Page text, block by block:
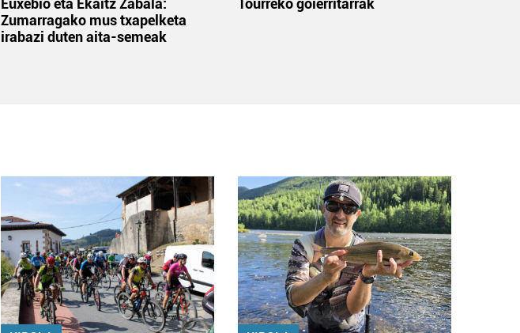
Euxebio eta Ekaitz Zabala:
Zumarragako mus txapelketa
irabazi duten aita-semeak
Tourreko goierritarrak